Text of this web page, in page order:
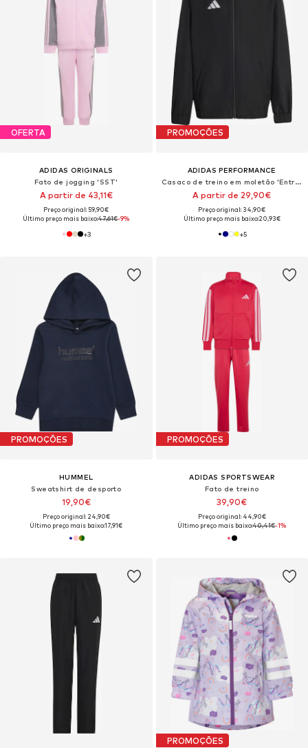
OFERTA
ADIDAS ORIGINALS
Fato de jogging 'SST'
A partir de 43,11€
Preço original: 59,90€
Último preço mais baixo:47,61€-9%
+3
PROMOÇÕES
ADIDAS PERFORMANCE
Casaco de treino em moletão 'Entrada26'
A partir de 29,90€
Preço original: 34,90€
Último preço mais baixo:20,93€
+5
PROMOÇÕES
HUMMEL
Sweatshirt de desporto
19,90€
Preço original: 24,90€
Último preço mais baixo:17,91€
PROMOÇÕES
ADIDAS SPORTSWEAR
Fato de treino
39,90€
Preço original: 44,90€
Último preço mais baixo:40,41€-1%
PROMOÇÕES